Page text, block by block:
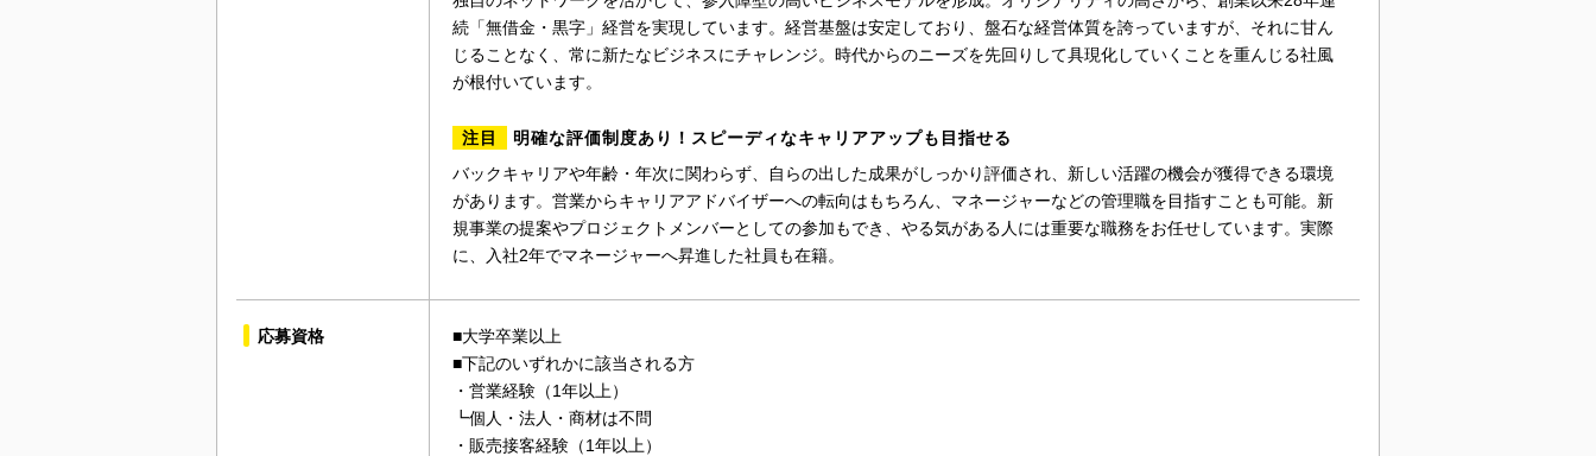
続「無借金・黒字」経営を実現しています。経営基盤は安定しており、盤石な経営体質を誇っていますが、それに甘ん
じることなく、常に新たなビジネスにチャレンジ。時代からのニーズを先回りして具現化していくことを重んじる社風
が根付いています。
注目
明確な評価制度あり！スピーディなキャリアアップも目指せる
バックキャリアや年齢・年次に関わらず、自らの出した成果がしっかり評価され、新しい活躍の機会が獲得できる環境
があります。営業からキャリアアドバイザーへの転向はもちろん、マネージャーなどの管理職を目指すことも可能。新
規事業の提案やプロジェクトメンバーとしての参加もでき、やる気がある人には重要な職務をお任せしています。実際
に、入社2年でマネージャーへ昇進した社員も在籍。
応募資格
■大学卒業以上
■下記のいずれかに該当される方
・営業経験（1年以上）
┗個人・法人・商材は不問
・販売接客経験（1年以上）